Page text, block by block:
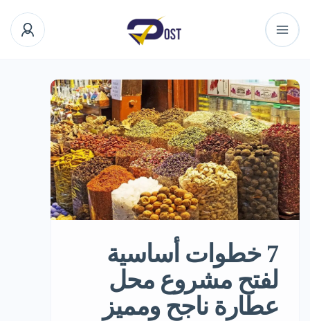
7 خطوات أساسية
لفتح مشروع محل
عطارة ناجح ومميز